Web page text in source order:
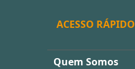
ACESSO RÁPIDO
Quem Somos